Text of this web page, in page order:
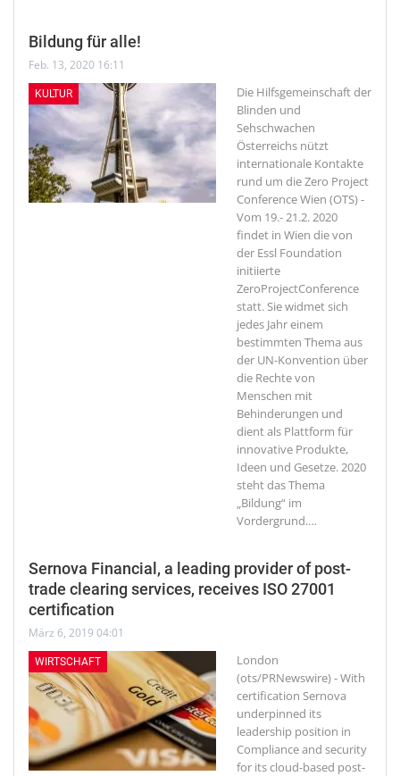
Bildung für alle!
Feb. 13, 2020 16:11
KULTUR
Die Hilfsgemeinschaft der
Blinden und
Sehschwachen
Österreichs nützt
internationale Kontakte
rund um die Zero Project
ConferenceWien (OTS) -
Vom 19.- 21.2. 2020
findet in Wien die von
der Essl Foundation
initiierte
ZeroProjectConference
statt. Sie widmet sich
jedes Jahr einem
bestimmten Thema aus
der UN-Konvention über
die Rechte von
Menschen mit
Behinderungen und
dient als Plattform für
innovative Produkte,
Ideen und Gesetze. 2020
steht das Thema
„Bildung“ im
Vordergrund.…
Sernova Financial, a leading provider of post-
trade clearing services, receives ISO 27001
certification
März 6, 2019 04:01
WIRTSCHAFT
London
(ots/PRNewswire) - With
certification Sernova
underpinned its
leadership position in
Compliance and security
for its cloud-based post-